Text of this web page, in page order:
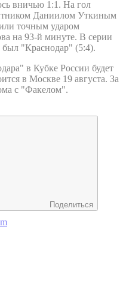
вничью 1:1. На гол
Даниилом Уткиным
точным ударом
на 93-й минуте. В серии
был "Краснодар" (5:4).
в Кубке России будет
в Москве 19 августа. За
с "Факелом".
Поделиться